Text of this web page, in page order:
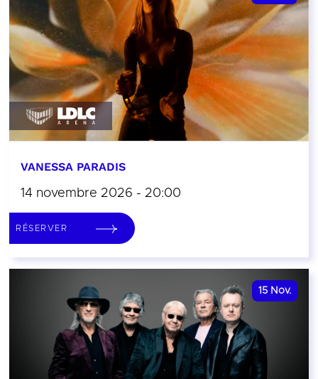
VANESSA PARADIS
14 novembre 2026 - 20:00
RÉSERVER
15 Nov.